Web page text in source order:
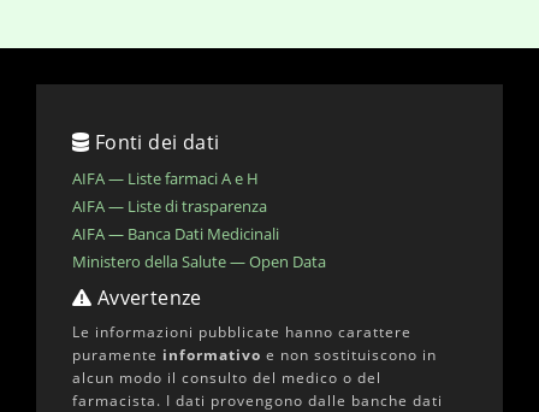
Fonti dei dati
AIFA — Liste farmaci A e H
AIFA — Liste di trasparenza
AIFA — Banca Dati Medicinali
Ministero della Salute — Open Data
Avvertenze
Le informazioni pubblicate hanno carattere
puramente informativo e non sostituiscono in
alcun modo il consulto del medico o del
farmacista. I dati provengono dalle banche dati